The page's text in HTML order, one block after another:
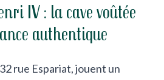
IV : la cave voûtée
authentique
rue Espariat, jouent un